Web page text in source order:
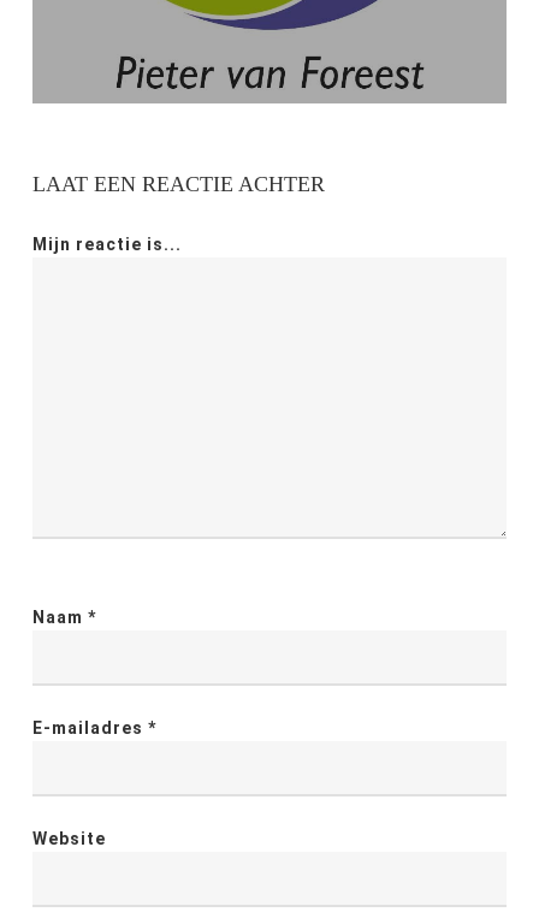
LAAT EEN REACTIE ACHTER
Mijn reactie is...
Naam *
E-mailadres *
Website